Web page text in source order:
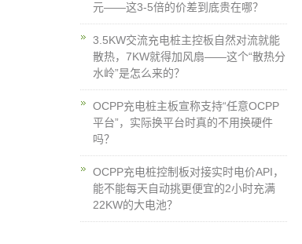
元——这3-5倍的价差到底贵在哪？
3.5KW交流充电桩主控板自然对流就能
散热，7KW就得加风扇——这个“散热分
水岭”是怎么来的？
OCPP充电桩主板宣称支持“任意OCPP
平台”，实际换平台时真的不用换硬件
吗？
OCPP充电桩控制板对接实时电价API，
能不能每天自动挑更便宜的2小时充满
22KW的大电池？